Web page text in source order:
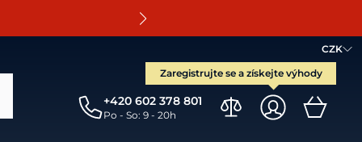
CZK
Zaregistrujte se a získejte výhody
+420 602 378 801
Po - So: 9 - 20h